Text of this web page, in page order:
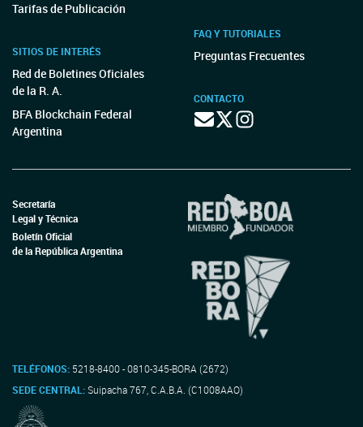
Tarifas de Publicación
SITIOS DE INTERÉS
Red de Boletines Oficiales
de la R. A.
BFA Blockchain Federal
Argentina
FAQ Y TUTORIALES
Preguntas Frecuentes
CONTACTO
Secretaría
Legal y Técnica
Boletín Oficial
de la República Argentina
TELÉFONOS: 5218-8400 - 0810-345-BORA (2672)
SEDE CENTRAL:Suipacha 767, C.A.B.A. (C1008AAO)